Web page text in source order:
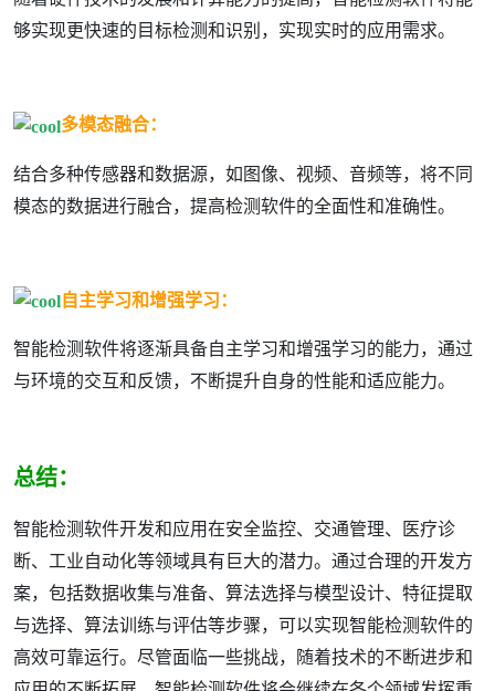
够实现更快速的目标检测和识别，实现实时的应用需求。
多模态融合：
结合多种传感器和数据源，如图像、视频、音频等，将不同
模态的数据进行融合，提高检测软件的全面性和准确性。
自主学习和增强学习：
智能检测软件将逐渐具备自主学习和增强学习的能力，通过
与环境的交互和反馈，不断提升自身的性能和适应能力。
总结：
智能检测软件开发和应用在安全监控、交通管理、医疗诊
断、工业自动化等领域具有巨大的潜力。通过合理的开发方
案，包括数据收集与准备、算法选择与模型设计、特征提取
与选择、算法训练与评估等步骤，可以实现智能检测软件的
高效可靠运行。尽管面临一些挑战，随着技术的不断进步和